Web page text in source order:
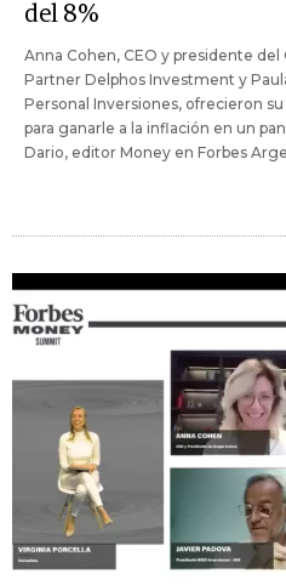
del 8%
Anna Cohen, CEO y presidente del
Partner Delphos Investment y
Personal Inversiones, ofrecieron
para ganarle a la inflación en un
Dario, editor Money en Forbes